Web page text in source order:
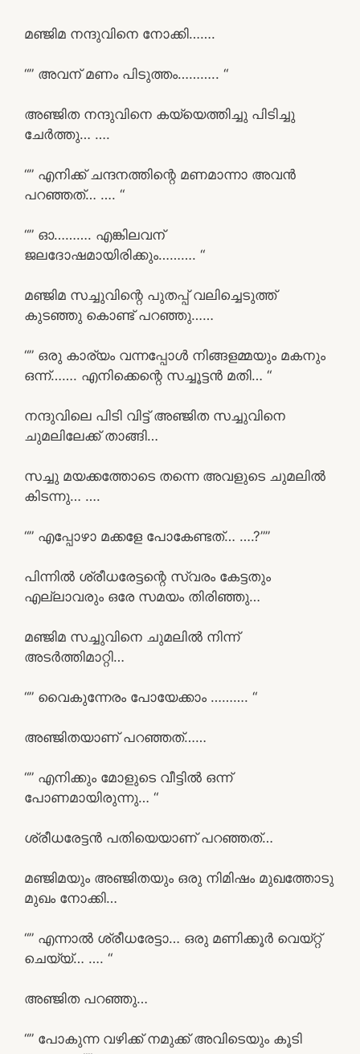
മഞ്ജിമ നന്ദുവിനെ നോക്കി…….
“” അവന് മണം പിടുത്തം……….. “
അഞ്ജിത നന്ദുവിനെ കയ്യെത്തിച്ചു പിടിച്ചു
ചേർത്തു… ….
“” എനിക്ക് ചന്ദനത്തിന്റെ മണമാന്നാ അവൻ
പറഞ്ഞത്… …. “
“” ഓ………. എങ്കിലവന്
ജലദോഷമായിരിക്കും………. “
മഞ്ജിമ സച്ചുവിന്റെ പുതപ്പ് വലിച്ചെടുത്ത്
കുടഞ്ഞു കൊണ്ട് പറഞ്ഞു……
“” ഒരു കാര്യം വന്നപ്പോൾ നിങ്ങളമ്മയും മകനും
ഒന്ന്……. എനിക്കെന്റെ സച്ചൂട്ടൻ മതി… “
നന്ദുവിലെ പിടി വിട്ട് അഞ്ജിത സച്ചുവിനെ
ചുമലിലേക്ക് താങ്ങി…
സച്ചു മയക്കത്തോടെ തന്നെ അവളുടെ ചുമലിൽ
കിടന്നു… ….
“” എപ്പോഴാ മക്കളേ പോകേണ്ടത്… ….?””
പിന്നിൽ ശ്രീധരേട്ടന്റെ സ്വരം കേട്ടതും
എല്ലാവരും ഒരേ സമയം തിരിഞ്ഞു…
മഞ്ജിമ സച്ചുവിനെ ചുമലിൽ നിന്ന്
അടർത്തിമാറ്റി…
“” വൈകുന്നേരം പോയേക്കാം ………. “
അഞ്ജിതയാണ് പറഞ്ഞത്……
“” എനിക്കും മോളുടെ വീട്ടിൽ ഒന്ന്
പോണമായിരുന്നു… “
ശ്രീധരേട്ടൻ പതിയെയാണ് പറഞ്ഞത്…
മഞ്ജിമയും അഞ്ജിതയും ഒരു നിമിഷം മുഖത്തോടു
മുഖം നോക്കി…
“” എന്നാൽ ശ്രീധരേട്ടാ… ഒരു മണിക്കൂർ വെയ്റ്റ്
ചെയ്യ്… …. “
അഞ്ജിത പറഞ്ഞു…
“” പോകുന്ന വഴിക്ക് നമുക്ക് അവിടെയും കൂടി